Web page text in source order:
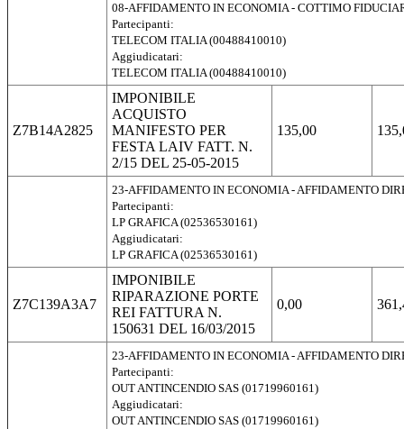
08-AFFIDAMENTO IN ECONOMIA - COTTIMO
Partecipanti:
TELECOM ITALIA (00488410010)
Aggiudicatari:
TELECOM ITALIA (00488410010)
Z7B14A2825
IMPONIBILE
ACQUISTO
MANIFESTO PER
FESTA LAIV FATT. N.
2/15 DEL 25-05-2015
135,00
23-AFFIDAMENTO IN ECONOMIA - AFFIDAMENTO
Partecipanti:
LP GRAFICA (02536530161)
Aggiudicatari:
LP GRAFICA (02536530161)
Z7C139A3A7
IMPONIBILE
RIPARAZIONE PORTE
REI FATTURA N.
150631 DEL 16/03/2015
0,00
23-AFFIDAMENTO IN ECONOMIA - AFFIDAMENTO
Partecipanti:
OUT ANTINCENDIO SAS (01719960161)
Aggiudicatari:
OUT ANTINCENDIO SAS (01719960161)